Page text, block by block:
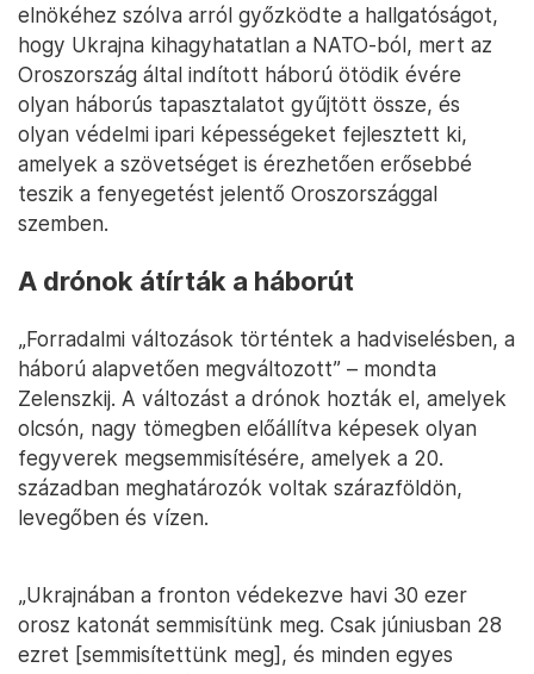
elnökéhez szólva arról győzködte a hallgatóságot,
hogy Ukrajna kihagyhatatlan a NATO-ból, mert az
Oroszország által indított háború ötödik évére
olyan háborús tapasztalatot gyűjtött össze, és
olyan védelmi ipari képességeket fejlesztett ki,
amelyek a szövetséget is érezhetően erősebbé
teszik a fenyegetést jelentő Oroszországgal
szemben.
A drónok átírták a háborút
„Forradalmi változások történtek a hadviselésben, a
háború alapvetően megváltozott” – mondta
Zelenszkij. A változást a drónok hozták el, amelyek
olcsón, nagy tömegben előállítva képesek olyan
fegyverek megsemmisítésére, amelyek a 20.
században meghatározók voltak szárazföldön,
levegőben és vízen.
„Ukrajnában a fronton védekezve havi 30 ezer
orosz katonát semmisítünk meg. Csak júniusban 28
ezret [semmisítettünk meg], és minden egyes